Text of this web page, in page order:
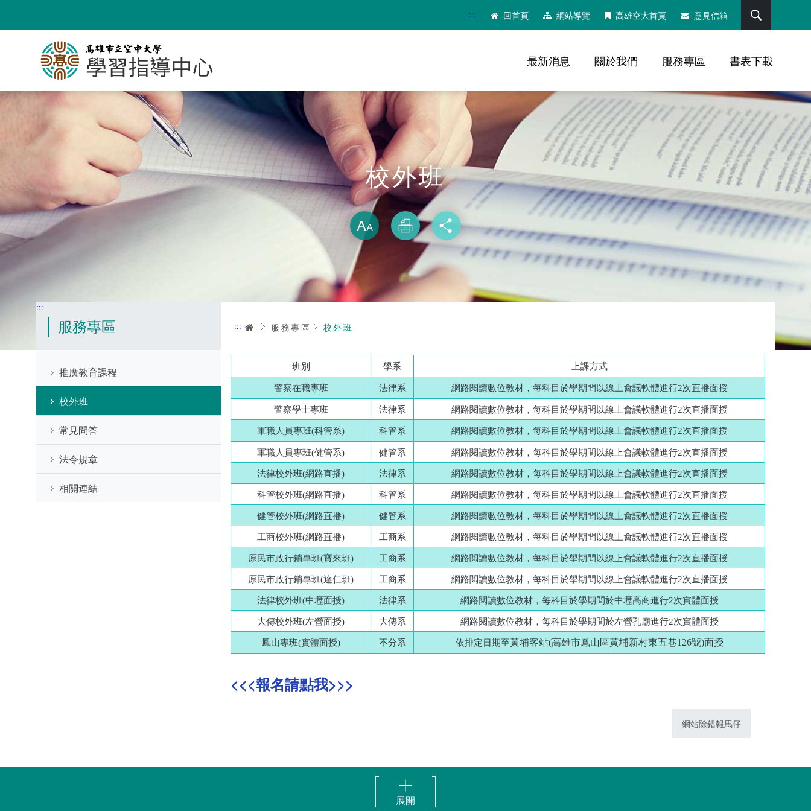
要
::: 回首頁 網站導覽 高雄空大首頁 意見信箱
最新消息 關於我們 服務專區 書表下載
校外班
略過字型切換，社群分享工具列
放大
列印 分享
:::
服務專區
推廣教育課程
校外班
常見問答
法令規章
相關連結
::: 首頁服務專區 校外班
班別 學系 上課方式
警察在職專班 法律系 網路閱讀數位教材，每科目於學期間以線上會議軟體進行2次直播面授
警察學士專班 法律系 網路閱讀數位教材，每科目於學期間以線上會議軟體進行2次直播面授
軍職人員專班(科管系) 科管系 網路閱讀數位教材，每科目於學期間以線上會議軟體進行2次直播面授
軍職人員專班(健管系) 健管系 網路閱讀數位教材，每科目於學期間以線上會議軟體進行2次直播面授
法律校外班(網路直播) 法律系 網路閱讀數位教材，每科目於學期間以線上會議軟體進行2次直播面授
科管校外班(網路直播) 科管系 網路閱讀數位教材，每科目於學期間以線上會議軟體進行2次直播面授
健管校外班(網路直播) 健管系 網路閱讀數位教材，每科目於學期間以線上會議軟體進行2次直播面授
工商校外班(網路直播) 工商系 網路閱讀數位教材，每科目於學期間以線上會議軟體進行2次直播面授
原民市政行銷專班(寶來班) 工商系 網路閱讀數位教材，每科目於學期間以線上會議軟體進行2次直播面授
原民市政行銷專班(達仁班) 工商系 網路閱讀數位教材，每科目於學期間以線上會議軟體進行2次直播面授
法律校外班(中壢面授) 法律系 網路閱讀數位教材，每科目於學期間於中壢高商進行2次實體面授
大傳校外班(左營面授) 大傳系 網路閱讀數位教材，每科目於學期間於左營孔廟進行2次實體面授
鳳山專班(實體面授) 不分系 依排定日期至黃埔客站(高雄市鳳山區黃埔新村東五巷126號)面授
<<<報名請點我>>>
網站除錯報馬仔
展開